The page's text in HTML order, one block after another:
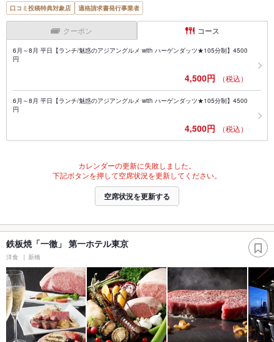
口コミ投稿特典対象店 適格請求書発行事業者
クーポン コース
6月～8月 平日【ランチ/魅惑のアジアングルメ with ハーゲンダッツ★105分制】4500
円
4,500円 （税込）
6月～8月 平日【ランチ/魅惑のアジアングルメ with ハーゲンダッツ★105分制】4500
円
4,500円 （税込）
カレンダーの更新に失敗しました。
下記ボタンを押して空席状況を更新してください。
空席状況を更新する
鉄板焼「一徹」 第一ホテル東京
洋食 新橋